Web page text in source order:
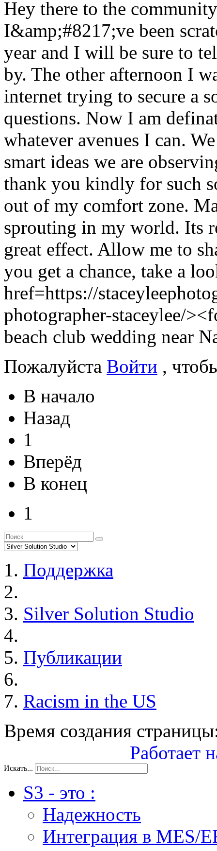
Hey there to the
I&amp;#8217;ve been
year and I will be sure to
by. The other afternoon I
internet trying to secure a
questions. Now I am
whatever avenues I can.
smart ideas we are
thank you kindly for such
out of my comfort zone.
sprouting in my world. Its
great effect. Allow me to
you get a chance, take a
href=https://
photographer-staceylee/
beach club wedding near
Пожалуйста Войти ,
В начало
Назад
1
Вперёд
В конец
1
Поддержка
Silver Solution Studio
Публикации
Racism in the US
Время создания
Работает
Искать...
S3 - это :
Надежность
Интеграция в MES/